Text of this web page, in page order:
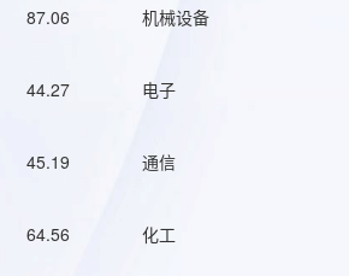
87.06 机械设备
44.27 电子
45.19 通信
64.56 化工